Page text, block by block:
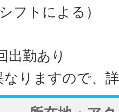
フトによる）
出勤あり
りますので、